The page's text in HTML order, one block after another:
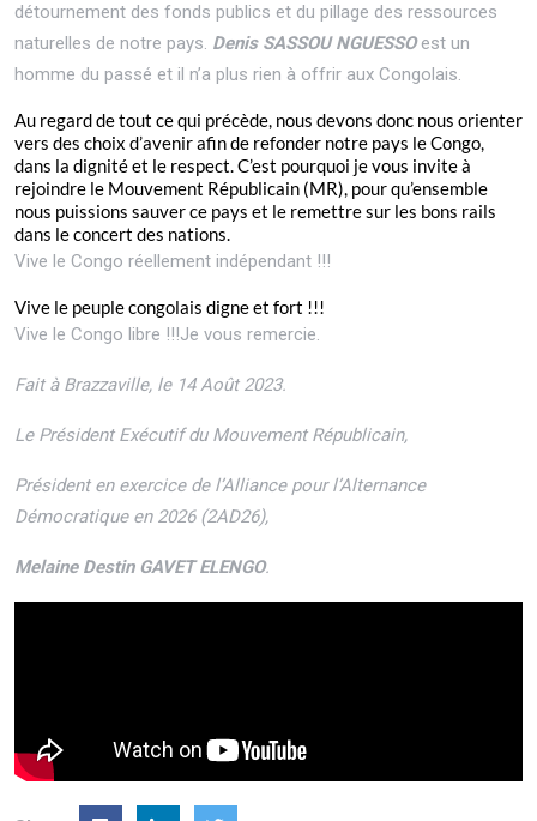
détournement des fonds publics et du pillage des ressources
naturelles de notre pays. Denis SASSOU NGUESSOest un
homme du passé et il n’a plus rien à offrir aux Congolais.
Au regard de tout ce qui précède, nous devons donc nous orienter
vers des choix d’avenir afin de refonder notre pays le Congo,
dans la dignité et le respect. C’est pourquoi je vous invite à
rejoindre le Mouvement Républicain (MR), pour qu’ensemble
nous puissions sauver ce pays et le remettre sur les bons rails
dans le concert des nations.
Vive le Congo réellement indépendant !!!
Vive le peuple congolais digne et fort !!!
Vive le Congo libre !!!Je vous remercie.
Fait à Brazzaville, le 14 Août 2023.
Le Président Exécutif du Mouvement Républicain,
Président en exercice de l’Alliance pour l’Alternance
Démocratique en 2026 (2AD26),
Melaine Destin GAVET ELENGO.